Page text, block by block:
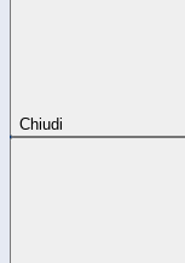
Chiudi